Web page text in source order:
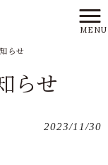
MENU
らせ
らせ
2023/11/30